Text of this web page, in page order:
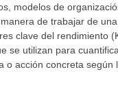
modelos de
de trabajar de una
clave del rendimiento
se utilizan para
o acción concreta según